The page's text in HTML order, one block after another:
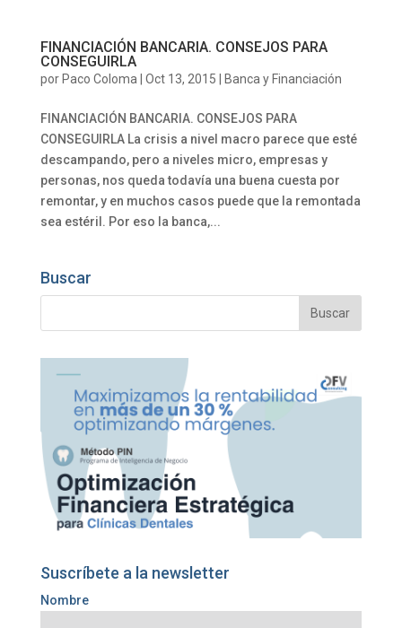
FINANCIACIÓN BANCARIA. CONSEJOS PARA
CONSEGUIRLA
por Paco Coloma Oct 13, 2015 Banca y Financiación
FINANCIACIÓN BANCARIA. CONSEJOS PARA
CONSEGUIRLA La crisis a nivel macro parece que esté
descampando, pero a niveles micro, empresas y
personas, nos queda todavía una buena cuesta por
remontar, y en muchos casos puede que la remontada
sea estéril. Por eso la banca,...
Buscar
Suscríbete a la newsletter
Nombre